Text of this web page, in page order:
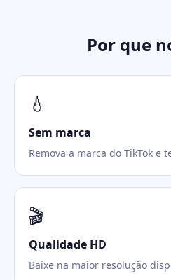
Por que
💧
Sem marca
Remova a marca do TikTok e
🎬
Qualidade HD
Baixe na maior resolução